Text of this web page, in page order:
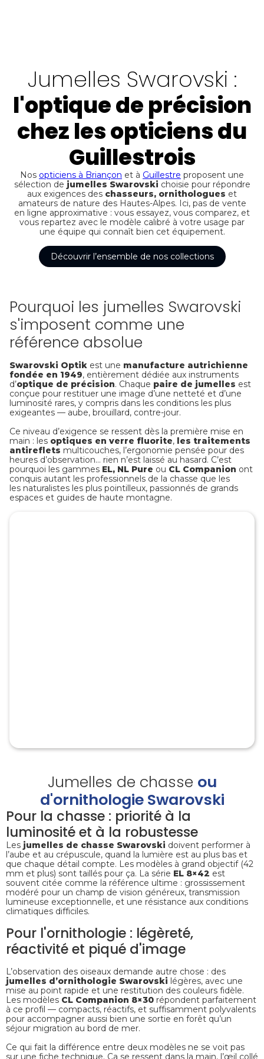
Jumelles Swarovski :
l'optique de précision
chez les opticiens du
Guillestrois
Nos opticiens à Briançon et à Guillestre proposent une
sélection de jumelles Swarovski choisie pour répondre
aux exigences des chasseurs, ornithologues et
amateurs de nature des Hautes-Alpes. Ici, pas de vente
en ligne approximative : vous essayez, vous comparez, et
vous repartez avec le modèle calibré à votre usage par
une équipe qui connaît bien cet équipement.
Découvrir l’ensemble de nos collections
Pourquoi les jumelles Swarovski
s'imposent comme une
référence absolue
Swarovski Optik est une manufacture autrichienne
fondée en 1949, entièrement dédiée aux instruments
d’optique de précision. Chaque paire de jumelles est
conçue pour restituer une image d’une netteté et d’une
luminosité rares, y compris dans les conditions les plus
exigeantes — aube, brouillard, contre-jour.
Ce niveau d’exigence se ressent dès la première mise en
main : les optiques en verre fluorite, les traitements
antireflets multicouches, l’ergonomie pensée pour des
heures d’observation… rien n’est laissé au hasard. C’est
pourquoi les gammes EL, NL Pure ou CL Companion ont
conquis autant les professionnels de la chasse que les
les naturalistes les plus pointilleux, passionnés de grands
espaces et guides de haute montagne.
Jumelles de chasse ou
d'ornithologie Swarovski
Pour la chasse : priorité à la
luminosité et à la robustesse
Les jumelles de chasse Swarovski doivent performer à
l’aube et au crépuscule, quand la lumière est au plus bas et
que chaque détail compte. Les modèles à grand objectif (42
mm et plus) sont taillés pour ça. La série EL 8×42 est
souvent citée comme la référence ultime : grossissement
modéré pour un champ de vision généreux, transmission
lumineuse exceptionnelle, et une résistance aux conditions
climatiques difficiles.
Pour l'ornithologie : légèreté,
réactivité et piqué d'image
L’observation des oiseaux demande autre chose : des
jumelles d’ornithologie Swarovski légères, avec une
mise au point rapide et une restitution des couleurs fidèle.
Les modèles CL Companion 8×30 répondent parfaitement
à ce profil — compacts, réactifs, et suffisamment polyvalents
pour accompagner aussi bien une sortie en forêt qu’un
séjour migration au bord de mer.
Ce qui fait la différence entre deux modèles ne se voit pas
sur une fiche technique. Ça se ressent dans la main, l’œil collé